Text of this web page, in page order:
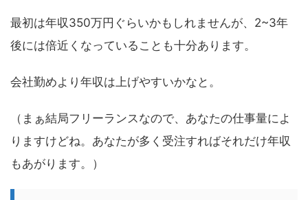
最初は年収350万円ぐらいかもしれませんが、2~3年
後には倍近くなっていることも十分あります。
会社勤めより年収は上げやすいかなと。
（まぁ結局フリーランスなので、あなたの仕事量によ
りますけどね。あなたが多く受注すればそれだけ年収
もあがります。）